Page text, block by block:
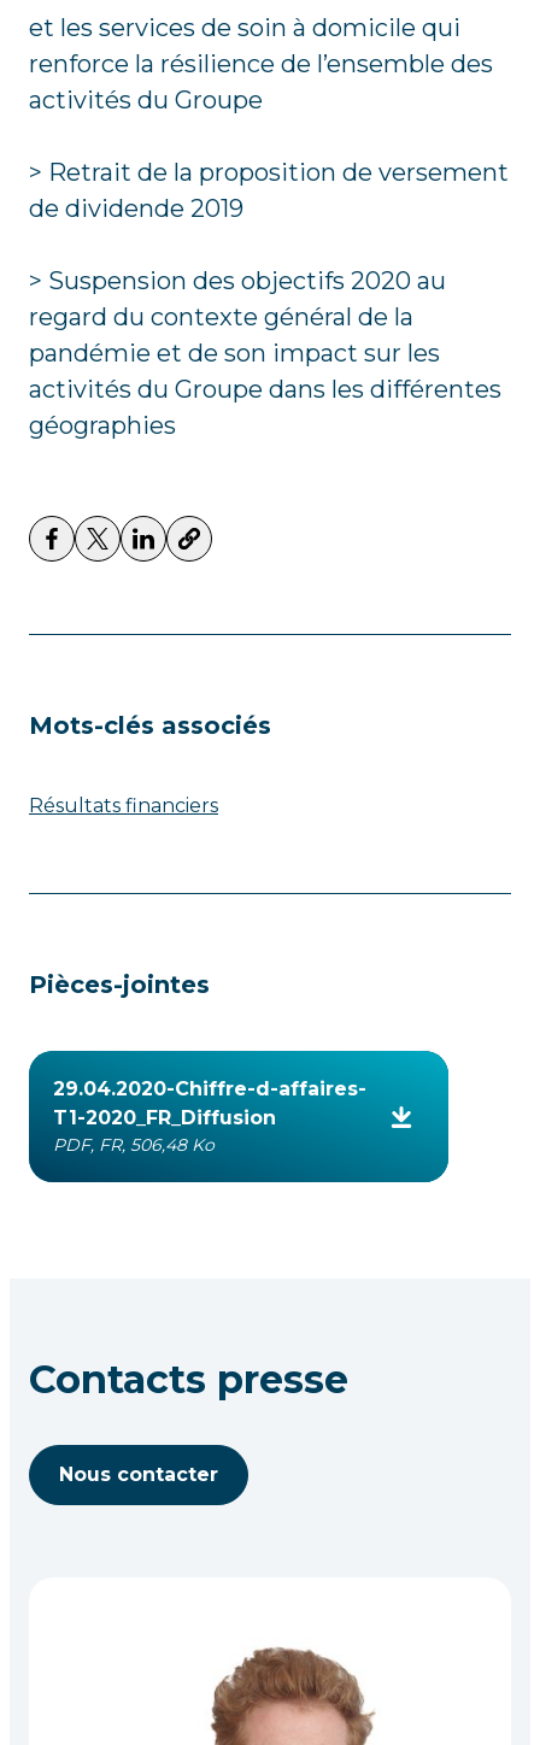
et les services de soin à domicile qui
renforce la résilience de l’ensemble des
activités du Groupe
> Retrait de la proposition de versement
de dividende 2019
> Suspension des objectifs 2020 au
regard du contexte général de la
pandémie et de son impact sur les
activités du Groupe dans les différentes
géographies
Mots-clés associés
Résultats financiers
Pièces-jointes
29.04.2020-Chiffre-d-affaires-
T1-2020_FR_Diffusion
PDF, FR, 506,48 Ko
Contacts presse
Nous contacter